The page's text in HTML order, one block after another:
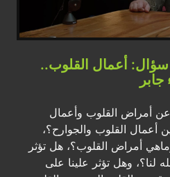
أعمال القلوب..
عن أمراض القلوب وأعمال
أعمال القلوب والجوارح؟،
أمراض القلوب؟، هل تؤثر
لنا؟، وهل تؤثر علينا على